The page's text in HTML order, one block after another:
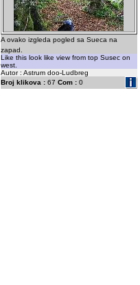
A ovako izgleda pogled sa Sueca na
zapad.
Like this look like view from top Susec on
west.
Autor : Astrum doo-Ludbreg
Broj klikova :67 Com :0